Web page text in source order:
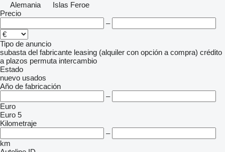
Alemania
Islas Feroe
Precio
–
Tipo de anuncio
subasta del fabricante leasing (alquiler con opción a compra) crédito
a plazos permuta intercambio
Estado
nuevo usados
Año de fabricación
–
Euro
Euro 5
Kilometraje
–
km